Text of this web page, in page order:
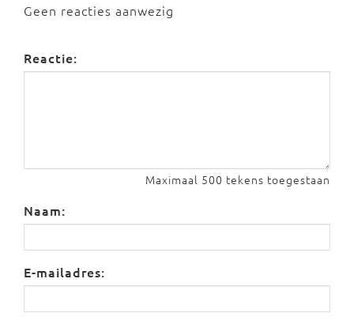
Geen reacties aanwezig
Reactie:
Maximaal 500 tekens toegestaan
Naam:
E-mailadres: